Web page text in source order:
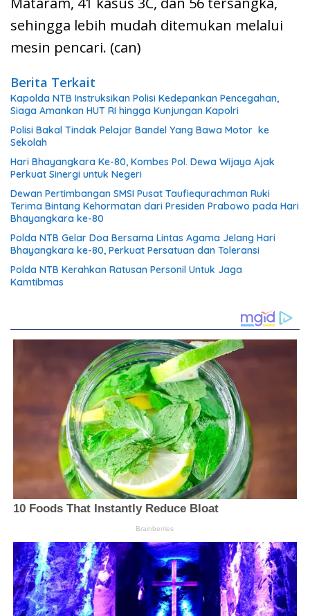
sehingga lebih mudah ditemukan melalui
mesin pencari. (can)
Berita Terkait
Kapolda NTB Instruksikan Polisi Kedepankan Pencegahan,
Siaga Amankan HUT RI hingga Kunjungan Kapolri
Polisi Bakal Tindak Pelajar Bandel Yang Bawa Motor ke
Sekolah
Hari Bhayangkara Ke-80, Kombes Pol. Dewa Wijaya Ajak
Perkuat Sinergi untuk Negeri
Dewan Pertimbangan SMSI Pusat Taufiequrachman Ruki
Terima Bintang Kehormatan dari Presiden Prabowo pada Hari
Bhayangkara ke-80
Polda NTB Gelar Doa Bersama Lintas Agama Jelang Hari
Bhayangkara ke-80, Perkuat Persatuan dan Toleransi
Polda NTB Kerahkan Ratusan Personil Untuk Jaga
Kamtibmas